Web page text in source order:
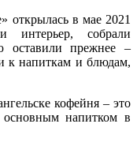
открылась в мае 2021
интерьер, собрали
оставили прежнее –
к напиткам и блюдам,
кофейня – это
напитком в